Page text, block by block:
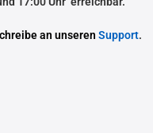
an unseren Support.